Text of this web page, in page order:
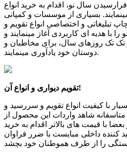
سال نو، اقدام به خرید انواع
بسیاری از موسسات و کمپانی
تبلیغاتی و اختصاصی انواع تقویم و
با هدیه ای کاربردی آغاز مینمایند و
تک تک روزهای سال، برای مخاطبان و
دوستان خود یادآوری مینمایند.
تقویم دیواری و انواع آن!
با کیفیت انواع تقویم و سررسید و
متاسفانه شاهد واردات این محصول از
با قیمت های بالاتر اقدام به خرید
کننده داخلی مبایست با ضرر فراوان